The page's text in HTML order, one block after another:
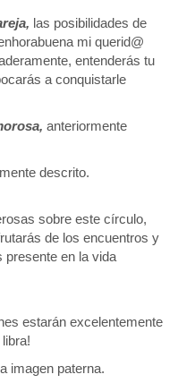
las posibilidades de
mi querid@
entenderás tu
a conquistarle
anteriormente
descrito.
sobre este círculo,
de los encuentros y
presente en la vida
estarán excelentemente
imagen paterna.